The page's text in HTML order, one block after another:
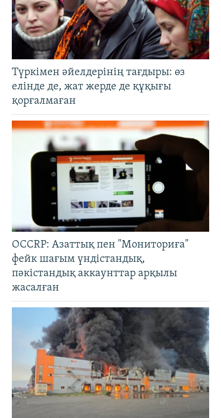
Түркімен әйелдерінің тағдыры: өз
елінде де, жат жерде де құқығы
қорғалмаған
OCCRP: Азаттық пен "Мониториға"
фейк шағым үндістандық,
пәкістандық аккаунттар арқылы
жасалған